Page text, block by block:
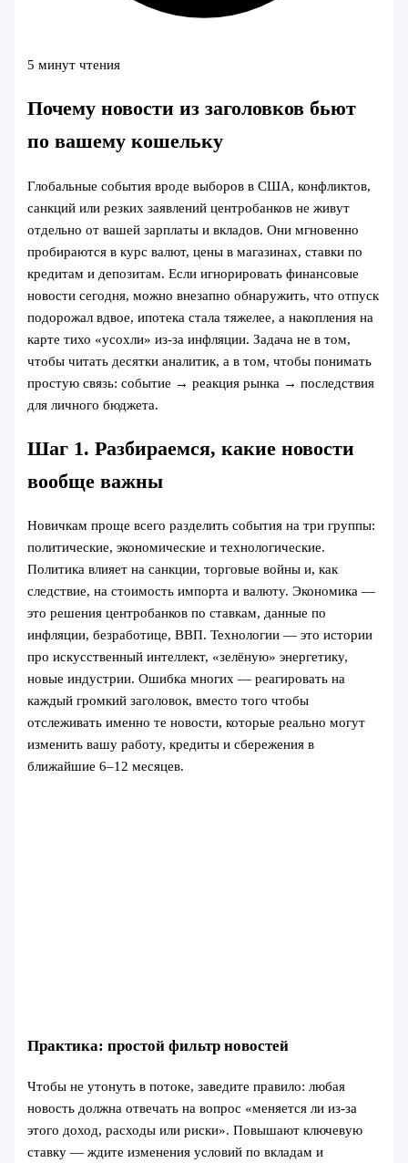
5 минут чтения
Почему новости из заголовков бьют
по вашему кошельку
Глобальные события вроде выборов в США, конфликтов,
санкций или резких заявлений центробанков не живут
отдельно от вашей зарплаты и вкладов. Они мгновенно
пробираются в курс валют, цены в магазинах, ставки по
кредитам и депозитам. Если игнорировать финансовые
новости сегодня, можно внезапно обнаружить, что отпуск
подорожал вдвое, ипотека стала тяжелее, а накопления на
карте тихо «усохли» из‑за инфляции. Задача не в том,
чтобы читать десятки аналитик, а в том, чтобы понимать
простую связь: событие → реакция рынка → последствия
для личного бюджета.
Шаг 1. Разбираемся, какие новости
вообще важны
Новичкам проще всего разделить события на три группы:
политические, экономические и технологические.
Политика влияет на санкции, торговые войны и, как
следствие, на стоимость импорта и валюту. Экономика —
это решения центробанков по ставкам, данные по
инфляции, безработице, ВВП. Технологии — это истории
про искусственный интеллект, «зелёную» энергетику,
новые индустрии. Ошибка многих — реагировать на
каждый громкий заголовок, вместо того чтобы
отслеживать именно те новости, которые реально могут
изменить вашу работу, кредиты и сбережения в
ближайшие 6–12 месяцев.
Практика: простой фильтр новостей
Чтобы не утонуть в потоке, заведите правило: любая
новость должна отвечать на вопрос «меняется ли из‑за
этого доход, расходы или риски». Повышают ключевую
ставку — ждите изменения условий по вкладам и